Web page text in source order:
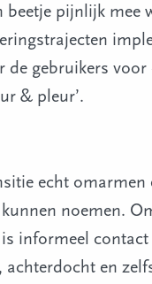
beetje pijnlijk
gebruikers
& pleur’.
echt
kunnen noemen.
is informeel
en